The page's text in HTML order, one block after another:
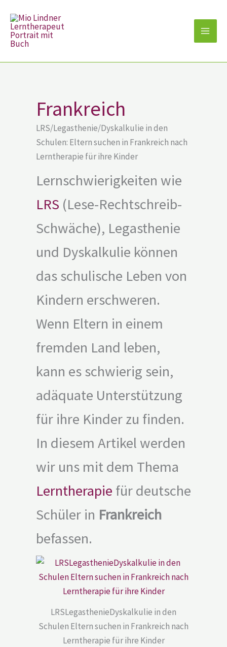
Inhalt
springen
Frankreich
LRS/Legasthenie/Dyskalkulie in den
Schulen: Eltern suchen in Frankreich nach
Lerntherapie für ihre Kinder
Lernschwierigkeiten wie
LRS (Lese-Rechtschreib-
Schwäche), Legasthenie
und Dyskalkulie können
das schulische Leben von
Kindern erschweren.
Wenn Eltern in einem
fremden Land leben,
kann es schwierig sein,
adäquate Unterstützung
für ihre Kinder zu finden.
In diesem Artikel werden
wir uns mit dem Thema
Lerntherapie für deutsche
Schüler in Frankreich
befassen.
LRSLegasthenieDyskalkulie in den
Schulen Eltern suchen in Frankreich nach
Lerntherapie für ihre Kinder